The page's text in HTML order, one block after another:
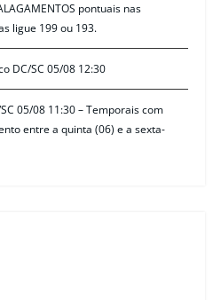
pontuais nas
ligue 199 ou 193.
DC/SC 05/08 12:30
05/08 11:30 – Temporais com
entre a quinta (06) e a sexta-